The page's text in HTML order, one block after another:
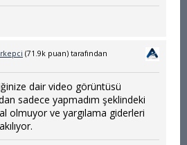
(71.9k puan) tarafından
dair video görüntüsü
sadece yapmadım şeklindeki
olmuyor ve yargılama giderleri